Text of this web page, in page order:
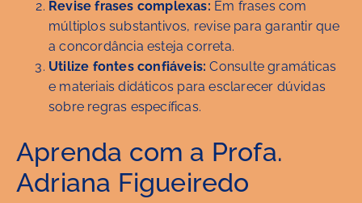
Revise frases complexas: Em frases com
múltiplos substantivos, revise para garantir que
a concordância esteja correta.
Utilize fontes confiáveis: Consulte gramáticas
e materiais didáticos para esclarecer dúvidas
sobre regras específicas.
Aprenda com a Profa.
Adriana Figueiredo